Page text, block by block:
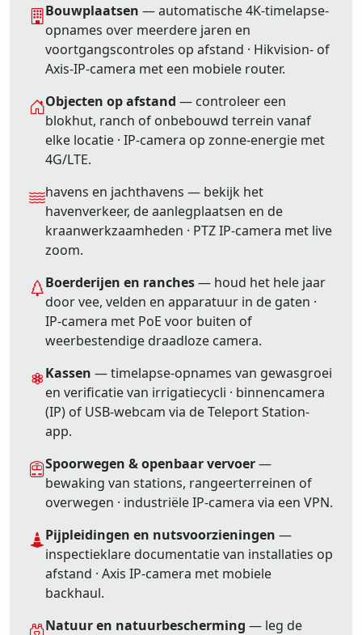
Bouwplaatsen — automatische 4K-timelapse-
opnames over meerdere jaren en
voortgangscontroles op afstand · Hikvision- of
Axis-IP-camera met een mobiele router.
Objecten op afstand — controleer een
blokhut, ranch of onbebouwd terrein vanaf
elke locatie · IP-camera op zonne-energie met
4G/LTE.
havens en jachthavens — bekijk het
havenverkeer, de aanlegplaatsen en de
kraanwerkzaamheden · PTZ IP-camera met live
zoom.
Boerderijen en ranches— houd het hele jaar
door vee, velden en apparatuur in de gaten ·
IP-camera met PoE voor buiten of
weerbestendige draadloze camera.
Kassen — timelapse-opnames van gewasgroei
en verificatie van irrigatiecycli · binnencamera
(IP) of USB-webcam via de Teleport Station-
app.
Spoorwegen & openbaar vervoer—
bewaking van stations, rangeerterreinen of
overwegen · industriële IP-camera via een VPN.
Pijpleidingen en nutsvoorzieningen —
inspectieklare documentatie van installaties op
afstand · Axis IP-camera met mobiele
backhaul.
Natuur en natuurbescherming — leg de